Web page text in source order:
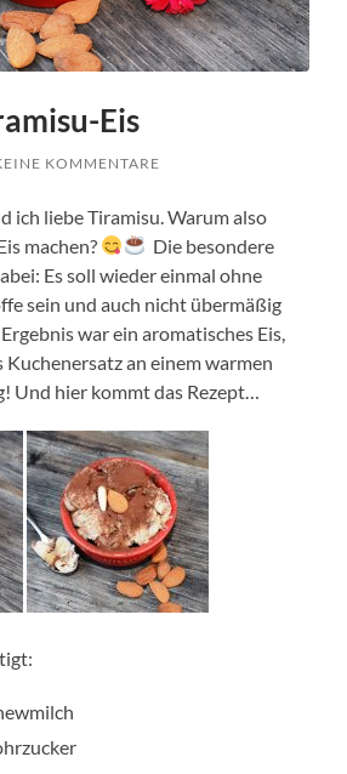
Eis
KOMMENTARE
ich liebe Tiramisu. Warum also
machen?
Die besondere
Es soll wieder einmal ohne
sein und auch nicht übermäßig
war ein aromatisches Eis,
Kuchenersatz an einem warmen
Und hier kommt das Rezept…